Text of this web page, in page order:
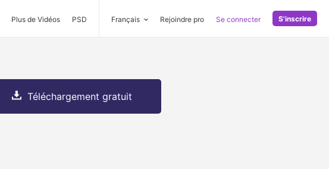
Plus de Vidéos PSD Français Rejoindre pro Se connecter S'inscrire
Téléchargement gratuit